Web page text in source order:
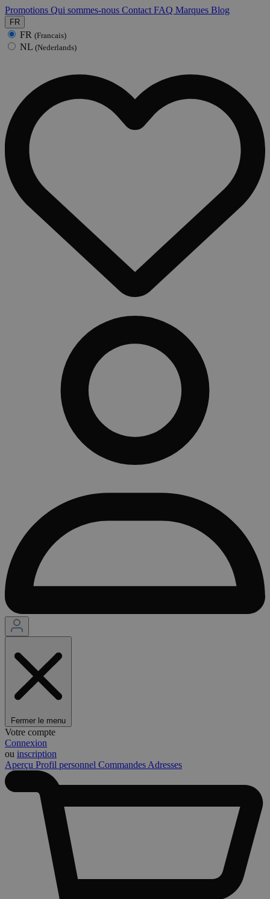
Promotions Qui sommes-nous Contact FAQ Marques Blog
FR
FR (Francais)
NL (Nederlands)
Fermer le menu
Votre compte
Connexion
ou inscription
Aperçu Profil personnel Commandes Adresses